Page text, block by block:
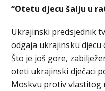
“Otetu djecu šalju u
Ukrajinski predsjednik
odgaja ukrajinsku djecu
Što je još gore,
oteti ukrajinski dječaci
Moskvu protiv vlastitog